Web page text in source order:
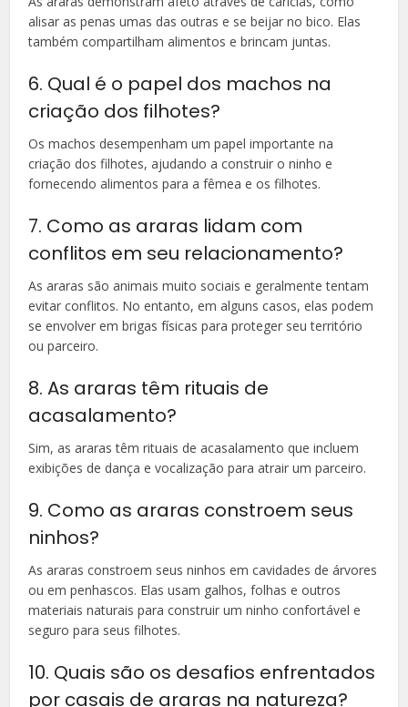
alisar as penas umas das outras e se beijar no bico. Elas
também compartilham alimentos e brincam juntas.
6. Qual é o papel dos machos na
criação dos filhotes?
Os machos desempenham um papel importante na
criação dos filhotes, ajudando a construir o ninho e
fornecendo alimentos para a fêmea e os filhotes.
7. Como as araras lidam com
conflitos em seu relacionamento?
As araras são animais muito sociais e geralmente tentam
evitar conflitos. No entanto, em alguns casos, elas podem
se envolver em brigas físicas para proteger seu território
ou parceiro.
8. As araras têm rituais de
acasalamento?
Sim, as araras têm rituais de acasalamento que incluem
exibições de dança e vocalização para atrair um parceiro.
9. Como as araras constroem seus
ninhos?
As araras constroem seus ninhos em cavidades de árvores
ou em penhascos. Elas usam galhos, folhas e outros
materiais naturais para construir um ninho confortável e
seguro para seus filhotes.
10. Quais são os desafios enfrentados
por casais de araras na natureza?